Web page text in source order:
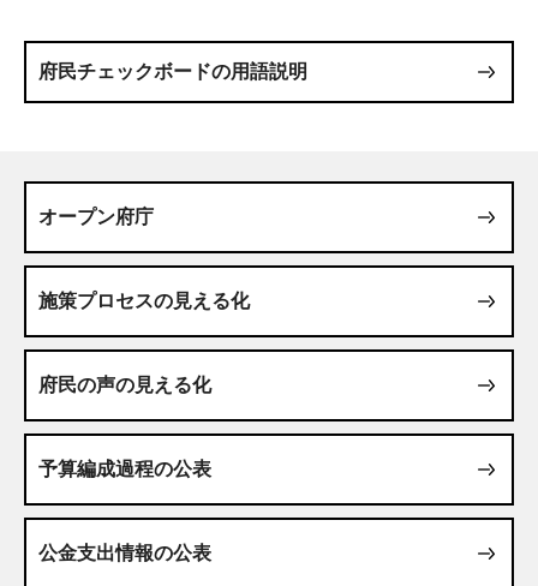
府民チェックボードの用語説明
オープン府庁
施策プロセスの見える化
府民の声の見える化
予算編成過程の公表
公金支出情報の公表